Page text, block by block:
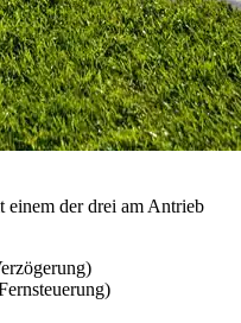
einem der drei am Antrieb